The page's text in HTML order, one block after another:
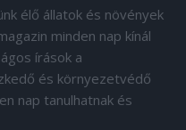
élő állatok és növények
minden nap kínál
írások a
és környezetvédő
nap tanulhatnak és